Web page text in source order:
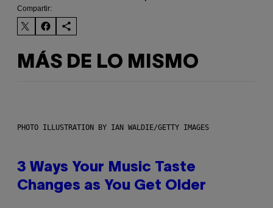
Compartir:
MÁS DE LO MISMO
PHOTO ILLUSTRATION BY IAN WALDIE/GETTY IMAGES
3 Ways Your Music Taste
Changes as You Get Older